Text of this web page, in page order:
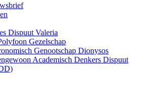
Dispuut Valeria
Gezelschap
Genootschap Dionysos
Academisch Denkers Dispuut